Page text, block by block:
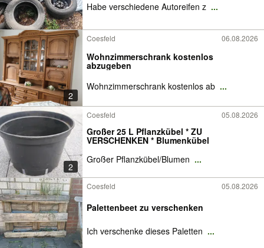
Habe verschiedene Autoreifen z ...
2
Coesfeld 06.08.2026
Wohnzimmerschrank kostenlos
abzugeben
Wohnzimmerschrank kostenlos ab ...
2
Coesfeld 05.08.2026
Großer 25 L Pflanzkübel * ZU
VERSCHENKEN * Blumenkübel
Großer Pflanzkübel/Blumen ...
Coesfeld 05.08.2026
Palettenbeet zu verschenken
Ich verschenke dieses Paletten ...